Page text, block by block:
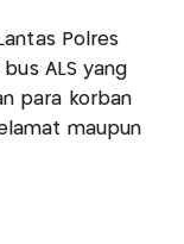
Polres
ALS yang
para korban
maupun